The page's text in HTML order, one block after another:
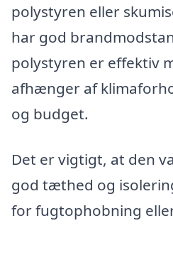
polystyren eller
har god
polystyren er effektiv
afhænger af
og budget.
Det er vigtigt, at den
god tæthed og
for fugtophobning